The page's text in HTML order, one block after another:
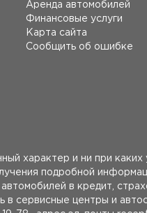
Аренда автомобилей
Финансовые услуги
Карта сайта
Сообщить об ошибке
характер и ни при каких
подробной
в кредит,
в сервисные центры и